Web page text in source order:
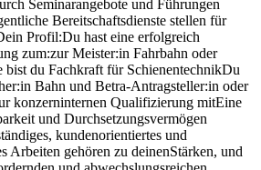
Seminarangebote und Führungen
Bereitschaftsdienste stellen für
Profil:Du hast eine erfolgreich
zum:zur Meister:in Fahrbahn oder
bist du Fachkraft für SchienentechnikDu
Bahn und Betra-Antragsteller:in oder
konzerninternen Qualifizierung mitEine
und Durchsetzungsvermögen
kundenorientiertes und
Arbeiten gehören zu deinenStärken, und